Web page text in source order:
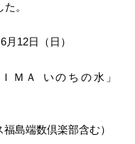
。
6月 12日（日）
ＭＡ いのちの水」
島端数倶楽部含む）